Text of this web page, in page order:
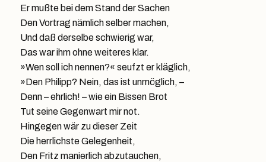
Er mußte bei dem Stand der Sachen
Den Vortrag nämlich selber machen,
Und daß derselbe schwierig war,
Das war ihm ohne weiteres klar.
»Wen soll ich nennen?« seufzt er kläglich,
»Den Philipp? Nein, das ist unmöglich, –
Denn – ehrlich! – wie ein Bissen Brot
Tut seine Gegenwart mir not.
Hingegen wär zu dieser Zeit
Die herrlichste Gelegenheit,
Den Fritz manierlich abzutauchen,